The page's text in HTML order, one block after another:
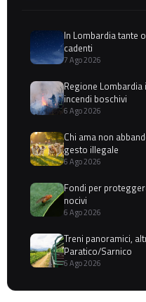
In Lombardia tante
cadenti
7 Ago 2026
Regione
incendi boschivi
6 Ago 2026
Chi ama non
gesto illegale
6 Ago 2026
Fondi per
nocivi
6 Ago 2026
Treni panoramici,
Paratico/Sarnico
6 Ago 2026